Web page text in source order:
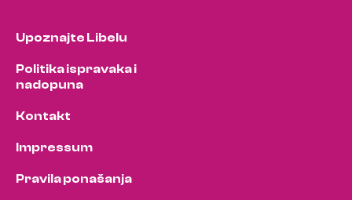
Upoznajte Libelu
Politika ispravaka i
nadopuna
Kontakt
Impressum
Pravila ponašanja